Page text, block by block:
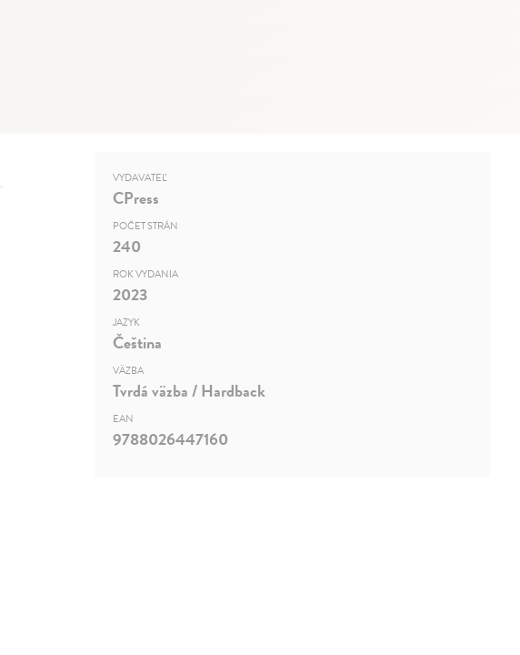
VYDAVATEĽ
CPress
POČET STRÁN
240
ROK VYDANIA
2023
JAZYK
Čeština
VÄZBA
Tvrdá väzba / Hardback
EAN
9788026447160